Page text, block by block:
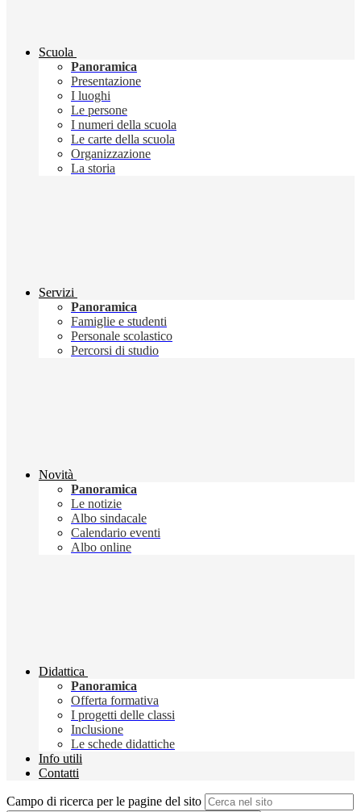
Scuola
Panoramica
Presentazione
I luoghi
Le persone
I numeri della scuola
Le carte della scuola
Organizzazione
La storia
Servizi
Panoramica
Famiglie e studenti
Personale scolastico
Percorsi di studio
Novità
Panoramica
Le notizie
Albo sindacale
Calendario eventi
Albo online
Didattica
Panoramica
Offerta formativa
I progetti delle classi
Inclusione
Le schede didattiche
Info utili
Contatti
Campo di ricerca per le pagine del sito